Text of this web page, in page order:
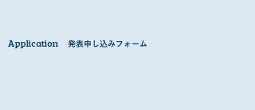
Application​ 発表申し込みフォーム